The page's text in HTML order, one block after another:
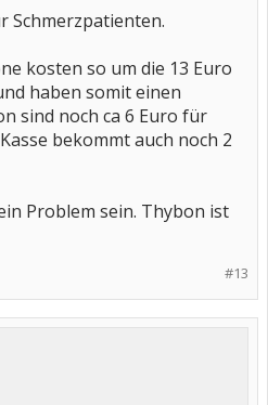
Schmerzpatienten.
kosten so um die 13 Euro
haben somit einen
sind noch ca 6 Euro für
bekommt auch noch 2
Problem sein. Thybon ist
#13